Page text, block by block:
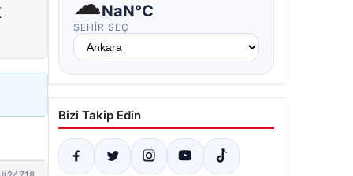
NaN°C
ŞEHIR SEÇ
Bizi Takip Edin